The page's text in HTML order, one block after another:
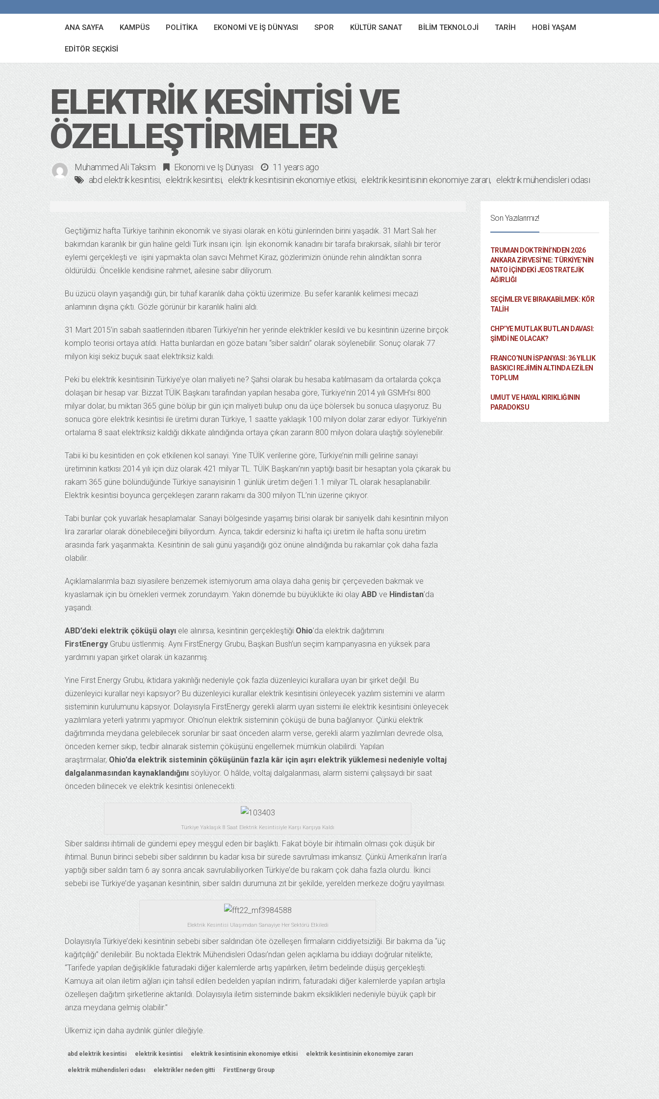
ANA SAYFA KAMPÜS POLITIKA EKONOMI VE İŞ DÜNYASI SPOR KÜLTÜR SANAT BILIM TEKNOLOJI TARIH HOBI YAŞAM
EDITÖR SEÇKISI
ELEKTRIK KESINTISI VE
ÖZELLEŞTIRMELER
Muhammed Ali Taksim Ekonomi ve Iş Dünyası
11 years ago
abd elektrik kesintisi
elektrik kesintisi elektrik kesintisinin ekonomiye etkisi elektrik kesintisinin ekonomiye zararı elektrik mühendisleri odası
Geçtiğimiz hafta Türkiye tarihinin ekonomik ve siyasi olarak en kötü günlerinden birini yaşadık. 31 Mart Salı her
bakımdan karanlık bir gün haline geldi Türk insanı için. İşin ekonomik kanadını bir tarafa bırakırsak, silahlı bir terör
eylemi gerçekleşti ve işini yapmakta olan savcı Mehmet Kiraz, gözlerimizin önünde rehin alındıktan sonra
öldürüldü. Öncelikle kendisine rahmet, ailesine sabır diliyorum.
Bu üzücü olayın yaşandığı gün, bir tuhaf karanlık daha çöktü üzerimize. Bu sefer karanlık kelimesi mecazi
anlamının dışına çıktı. Gözle görünür bir karanlık halini aldı.
31 Mart 2015’in sabah saatlerinden itibaren Türkiye’nin her yerinde elektrikler kesildi ve bu kesintinin üzerine birçok
komplo teorisi ortaya atıldı. Hatta bunlardan en göze batanı “siber saldırı” olarak söylenebilir. Sonuç olarak 77
milyon kişi sekiz buçuk saat elektriksiz kaldı.
Peki bu elektrik kesintisinin Türkiye’ye olan maliyeti ne? Şahsi olarak bu hesaba katılmasam da ortalarda çokça
dolaşan bir hesap var. Bizzat TÜİK Başkanı tarafından yapılan hesaba göre, Türkiye’nin 2014 yılı GSMH’si 800
milyar dolar, bu miktarı 365 güne bölüp bir gün için maliyeti bulup onu da üçe bölersek bu sonuca ulaşıyoruz. Bu
sonuca göre elektrik kesintisi ile üretimi duran Türkiye, 1 saatte yaklaşık 100 milyon dolar zarar ediyor. Türkiye’nin
ortalama 8 saat elektriksiz kaldığı dikkate alındığında ortaya çıkan zararın 800 milyon dolara ulaştığı söylenebilir.
Tabii ki bu kesintiden en çok etkilenen kol sanayi. Yine TÜİK verilerine göre, Türkiye’nin milli gelirine sanayi
üretiminin katkısı 2014 yılı için düz olarak 421 milyar TL. TÜİK Başkanı’nın yaptığı basit bir hesaptan yola çıkarak bu
rakam 365 güne bölündüğünde Türkiye sanayisinin 1 günlük üretim değeri 1.1 milyar TL olarak hesaplanabilir.
Elektrik kesintisi boyunca gerçekleşen zararın rakamı da 300 milyon TL’nin üzerine çıkıyor.
Tabi bunlar çok yuvarlak hesaplamalar. Sanayi bölgesinde yaşamış birisi olarak bir saniyelik dahi kesintinin milyon
lira zararlar olarak dönebileceğini biliyordum. Ayrıca, takdir edersiniz ki hafta içi üretim ile hafta sonu üretim
arasında fark yaşanmakta. Kesintinin de salı günü yaşandığı göz önüne alındığında bu rakamlar çok daha fazla
olabilir.
Açıklamalarımla bazı siyasilere benzemek istemiyorum ama olaya daha geniş bir çerçeveden bakmak ve
kıyaslamak için bu örnekleri vermek zorundayım. Yakın dönemde bu büyüklükte iki olay ABD ve Hindistan’da
yaşandı.
ABD’deki elektrik çöküşü olayı ele alınırsa, kesintinin gerçekleştiği Ohio’da elektrik dağıtımını
FirstEnergy Grubu üstlenmiş. Aynı FirstEnergy Grubu, Başkan Bush’un seçim kampanyasına en yüksek para
yardımını yapan şirket olarak ün kazanmış.
Yine First Energy Grubu, iktidara yakınlığı nedeniyle çok fazla düzenleyici kurallara uyan bir şirket değil. Bu
düzenleyici kurallar neyi kapsıyor? Bu düzenleyici kurallar elektrik kesintisini önleyecek yazılım sistemini ve alarm
sisteminin kurulumunu kapsıyor. Dolayısıyla FirstEnergy gerekli alarm uyarı sistemi ile elektrik kesintisini önleyecek
yazılımlara yeterli yatırımı yapmıyor. Ohio’nun elektrik sisteminin çöküşü de buna bağlanıyor. Çünkü elektrik
dağıtımında meydana gelebilecek sorunlar bir saat önceden alarm verse, gerekli alarm yazılımları devrede olsa,
önceden kemer sıkıp, tedbir alınarak sistemin çöküşünü engellemek mümkün olabilirdi. Yapılan
araştırmalar, Ohio’da elektrik sisteminin çöküşünün fazla kâr için aşırı elektrik yüklemesi nedeniyle voltaj
dalgalanmasından kaynaklandığını söylüyor. O hâlde, voltaj dalgalanması, alarm sistemi çalışsaydı bir saat
önceden bilinecek ve elektrik kesintisi önlenecekti.
Türkiye Yaklaşık 8 Saat Elektrik Kesintisiyle Karşı Karşıya Kaldı
Siber saldırısı ihtimali de gündemi epey meşgul eden bir başlıktı. Fakat böyle bir ihtimalin olması çok düşük bir
ihtimal. Bunun birinci sebebi siber saldırının bu kadar kısa bir sürede savrulması imkansız. Çünkü Amerika’nın İran’a
yaptığı siber saldırı tam 6 ay sonra ancak savrulabiliyorken Türkiye’de bu rakam çok daha fazla olurdu. İkinci
sebebi ise Türkiye’de yaşanan kesintinin, siber saldırı durumuna zıt bir şekilde, yerelden merkeze doğru yayılması.
Elektrik Kesintisi Ulaşımdan Sanayiye Her Sektörü Etkiledi
Dolayısıyla Türkiye’deki kesintinin sebebi siber saldırıdan öte özelleşen firmaların ciddiyetsizliği. Bir bakıma da “üç
kağıtçılığı” denilebilir. Bu noktada Elektrik Mühendisleri Odası’ndan gelen açıklama bu iddiayı doğrular nitelikte;
“Tarifede yapılan değişiklikle faturadaki diğer kalemlerde artış yapılırken, iletim bedelinde düşüş gerçekleşti.
Kamuya ait olan iletim ağları için tahsil edilen bedelden yapılan indirim, faturadaki diğer kalemlerde yapılan artışla
özelleşen dağıtım şirketlerine aktarıldı. Dolayısıyla iletim sisteminde bakım eksiklikleri nedeniyle büyük çaplı bir
arıza meydana gelmiş olabilir.”
Ülkemiz için daha aydınlık günler dileğiyle.
abd elektrik kesintisi elektrik kesintisi elektrik kesintisinin ekonomiye etkisi elektrik kesintisinin ekonomiye zararı
elektrik mühendisleri odası elektrikler neden gitti FirstEnergy Group
Son Yazılarımız!
TRUMAN DOKTRINI’NDEN 2026
ANKARA ZIRVESI’NE: TÜRKIYE’NIN
NATO İÇINDEKI JEOSTRATEJIK
AĞIRLIĞI
SEÇIMLER VE BIRAKABILMEK: KÖR
TALIH
CHP’YE MUTLAK BUTLAN DAVASI:
ŞİMDİ NE OLACAK?
FRANCO’NUN İSPANYASI: 36 YILLIK
BASKICI REJIMIN ALTINDA EZILEN
TOPLUM
UMUT VE HAYAL KIRIKLIĞININ
PARADOKSU